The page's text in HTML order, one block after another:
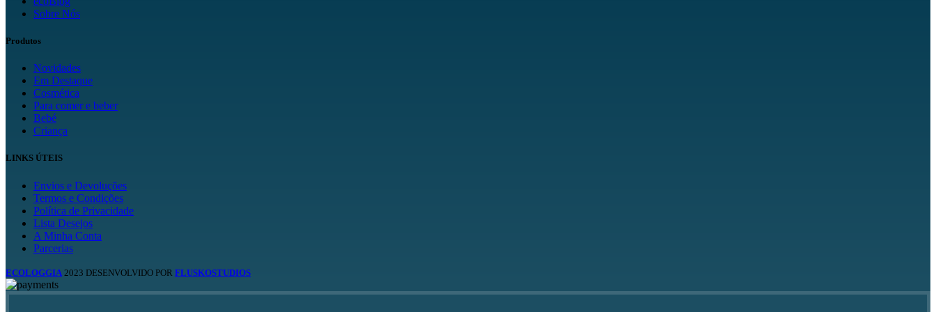
Sobre Nós
Produtos
Novidades
Em Destaque
Cosmética
Para comer e beber
Bebé
Criança
LINKS ÚTEIS
Envios e Devoluções
Termos e Condições
Política de Privacidade
Lista Desejos
A Minha Conta
Parcerias
ECOLOGGIA 2023 DESENVOLVIDO POR FLUSKOSTUDIOS